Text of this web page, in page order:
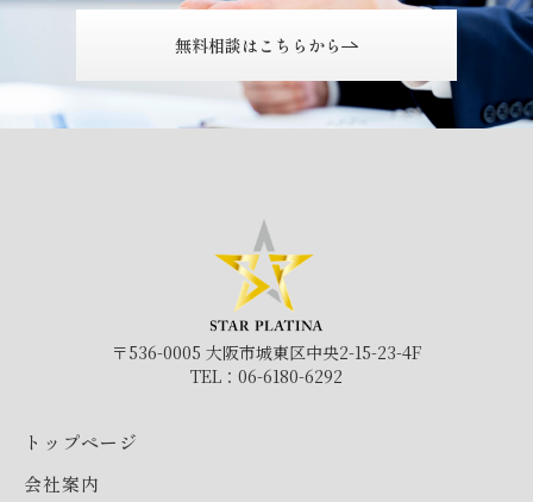
無料相談はこちらから
〒536-0005 大阪市城東区中央2-15-23-4F
TEL：06-6180-6292
トップページ
会社案内